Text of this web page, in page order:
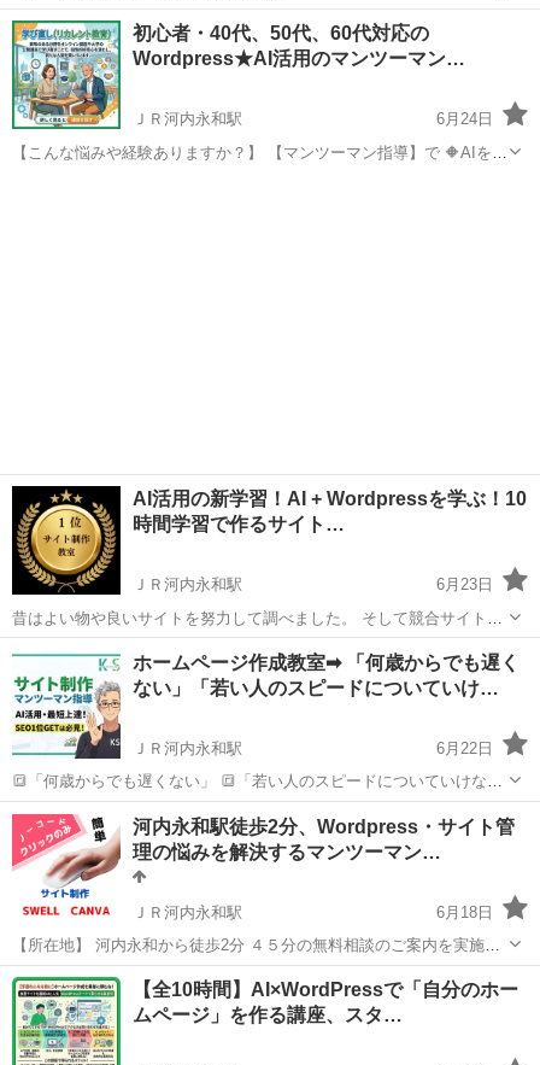
＝＝＝＝＝ 制作指導料：12,500円（税込） ※一般価格 【ジモティー
を見た】とお伝えください。 9,900円にてご対応いたします。 ＝＝...
大阪 東大阪市 ＪＲ河内永和駅 ホームページ作成
プロフィール
初心者・40代、50代、60代対応の
Wordpress★AI活用のマンツーマン…
ＪＲ河内永和駅
6月24日
【こんな悩みや経験ありますか？】 【マンツーマン指導】で 🔶AIを使
AI活用の新学習！AI + Wordpressを学ぶ！10
時間学習で作るサイト…
ＪＲ河内永和駅
6月23日
昔はよい物や良いサイトを努力して調べました。 そして競合サイトも
分析して、 SEO対策のキーワード選定も行いました。 今は、上記の
事もAIが短時間でこなしてくれます。 ＼(◎o◎)／！ 🔶🔶「どうすれ
ば...
大阪 東大阪市 ＪＲ河内永和駅 ホームページ作成
SEO
ホームページ作成教室➡ 「何歳からでも遅く
ない」「若い人のスピードについていけ…
ＪＲ河内永和駅
6月22日
🔳「何歳からでも遅くない」 🔳「若い人のスピードについていけない
かも」 🔳「この年齢で新しいことを始めるのは恥ずかしい」 そんな不
安を抱える必要はありません。 私たちの教室には、以下のような想い
を持った 40代...
大阪 東大阪市 ＪＲ河内永和駅 ホームページ作成
Canva
河内永和駅徒歩2分、Wordpress・サイト管
理の悩みを解決するマンツーマン…
ＪＲ河内永和駅
6月18日
【所在地】 河内永和から徒歩2分 ４５分の無料相談のご案内を実施し
ております。 リモート指導もあります。 無料相談後に １０時間コー
スをご受講ください。 相談や質問し放題のマンツーマン方式です。
あ...
大阪 東大阪市 ＪＲ河内永和駅 ホームページ作成
【全10時間】AI×WordPressで「自分のホー
ムページ」を作る講座、スタ…